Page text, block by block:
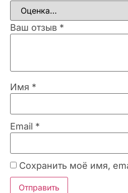
Ваш отзыв *
Имя *
Email *
Сохранить моё имя,